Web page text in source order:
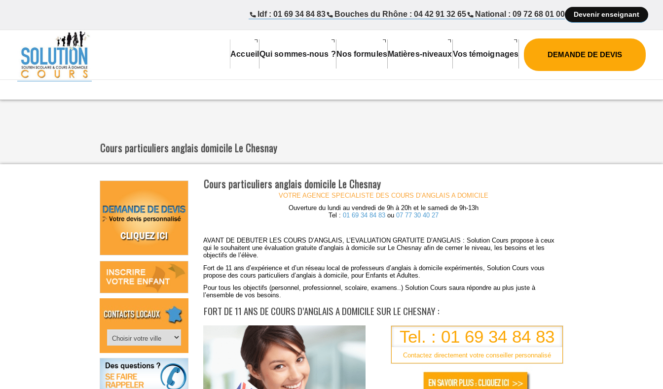
Idf : 01 69 34 84 83 Bouches du Rhône : 04 42 91 32 65 National : 09 72 68 01 00 Devenir enseignant
Accueil Qui sommes-nous ? Nos formules Matières-niveauxVos témoignages DEMANDE DE DEVIS
Cours particuliers anglais domicile Le Chesnay
Cours particuliers anglais domicile Le Chesnay
VOTRE AGENCE SPECIALISTE DES COURS D’ANGLAIS A DOMICILE
Ouverture du lundi au vendredi de 9h à 20h et le samedi de 9h-13h
Tel : 01 69 34 84 83ou 07 77 30 40 27
AVANT DE DEBUTER LES COURS D’ANGLAIS, L’EVALUATION GRATUITE D’ANGLAIS : Solution Cours propose à ceux
qui le souhaitent une évaluation gratuite d’anglais à domicile sur Le Chesnay afin de cerner le niveau, les besoins et les
objectifs de l’élève.
Fort de 11 ans d’expérience et d’un réseau local de professeurs d’anglais à domicile expérimentés, Solution Cours vous
propose des cours particuliers d’anglais à domicile, pour Enfants et Adultes.
Pour tous les objectifs (personnel, professionnel, scolaire, examens..) Solution Cours saura répondre au plus juste à
l’ensemble de vos besoins.
FORT DE 11 ANS DE COURS D’ANGLAIS A DOMICILE SUR LE CHESNAY :
Tel. : 01 69 34 84 83
Contactez directement votre conseiller personnalisé